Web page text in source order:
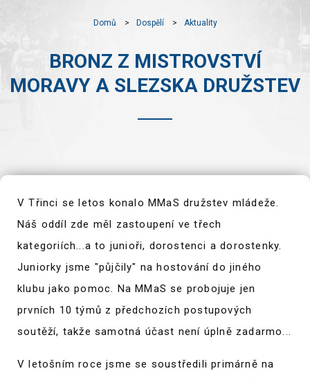
Domů Dospělí Aktuality
BRONZ Z MISTROVSTVÍ
MORAVY A SLEZSKA DRUŽSTEV
V Třinci se letos konalo MMaS družstev mládeže.
Náš oddíl zde měl zastoupení ve třech
kategoriích...a to junioři, dorostenci a dorostenky.
Juniorky jsme "půjčily" na hostování do jiného
klubu jako pomoc. Na MMaS se probojuje jen
prvních 10 týmů z předchozích postupových
soutěží, takže samotná účast není úplně zadarmo...
V letošním roce jsme se soustředili primárně na